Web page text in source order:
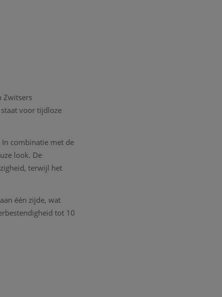
Zwitsers
voor tijdloze
combinatie met de
look. De
terwijl het
één zijde, wat
tot 10